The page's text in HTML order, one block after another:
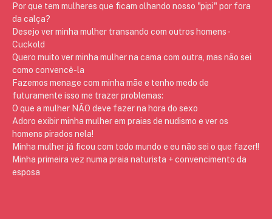
Por que tem mulheres que ficam olhando nosso "pipi" por fora
da calça?
Desejo ver minha mulher transando com outros homens -
Cuckold
Quero muito ver minha mulher na cama com outra, mas não sei
como convencê-la
Fazemos menage com minha mãe e tenho medo de
futuramente isso me trazer problemas:
O que a mulher NÃO deve fazer na hora do sexo
Adoro exibir minha mulher em praias de nudismo e ver os
homens pirados nela!
Minha mulher já ficou com todo mundo e eu não sei o que fazer!!
Minha primeira vez numa praia naturista + convencimento da
esposa